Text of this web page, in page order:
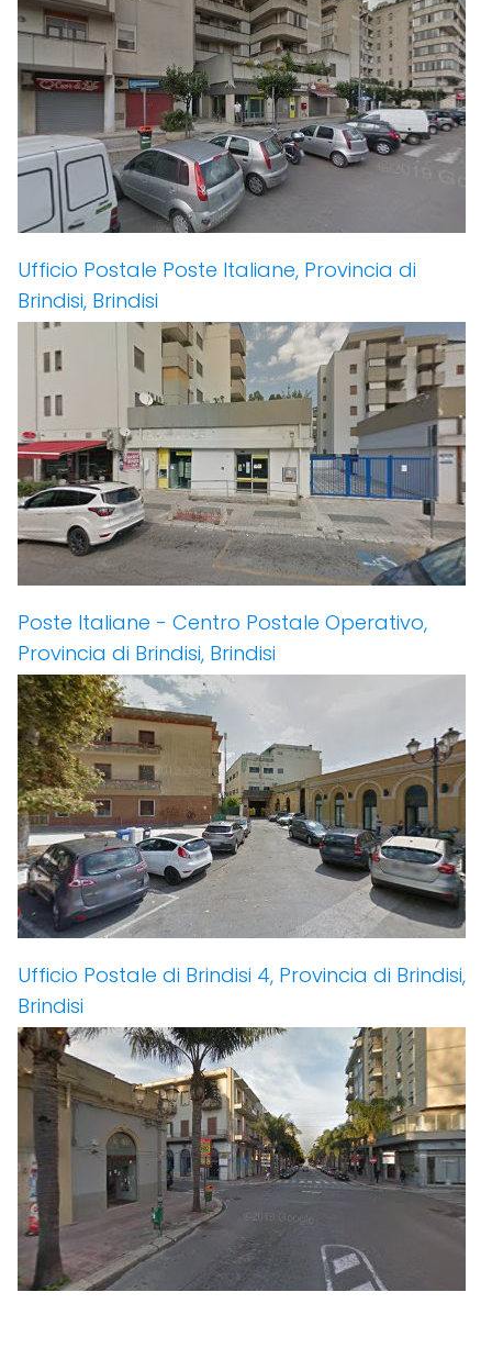
Ufficio Postale Poste Italiane, Provincia di
Brindisi, Brindisi
Poste Italiane - Centro Postale Operativo,
Provincia di Brindisi, Brindisi
Ufficio Postale di Brindisi 4, Provincia di Brindisi,
Brindisi